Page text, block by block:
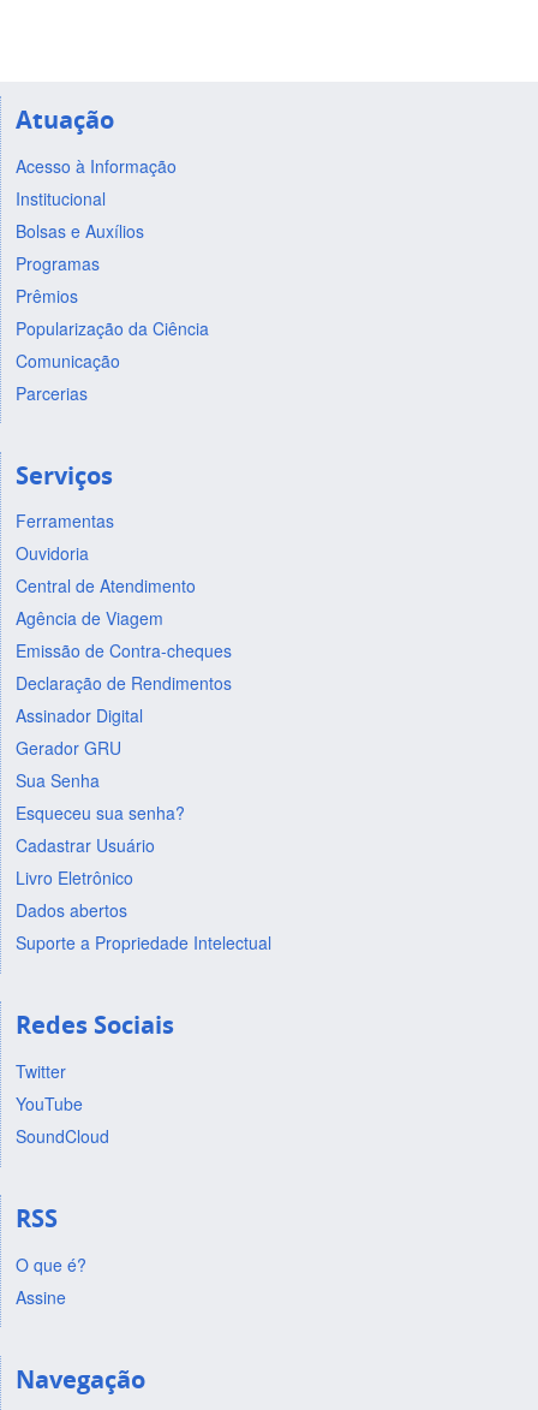
Atuação
Acesso à Informação
Institucional
Bolsas e Auxílios
Programas
Prêmios
Popularização da Ciência
Comunicação
Parcerias
Serviços
Ferramentas
Ouvidoria
Central de Atendimento
Agência de Viagem
Emissão de Contra-cheques
Declaração de Rendimentos
Assinador Digital
Gerador GRU
Sua Senha
Esqueceu sua senha?
Cadastrar Usuário
Livro Eletrônico
Dados abertos
Suporte a Propriedade Intelectual
Redes Sociais
Twitter
YouTube
SoundCloud
RSS
O que é?
Assine
Navegação